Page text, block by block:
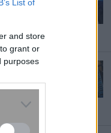
List of
and store
grant or
purposes